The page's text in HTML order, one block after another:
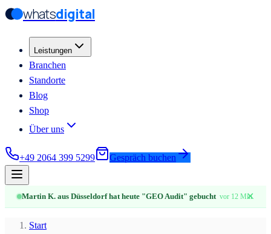
Zum Hauptinhalt springen
Zum Hauptinhalt springen
whatsdigital
Leistungen
Branchen
Standorte
Blog
Shop
Über uns
+49 2064 399 5299 Gespräch buchen
Martin K. aus Düsseldorf hat heute "GEO Audit" gebucht vor 12 Min.
✕
Start